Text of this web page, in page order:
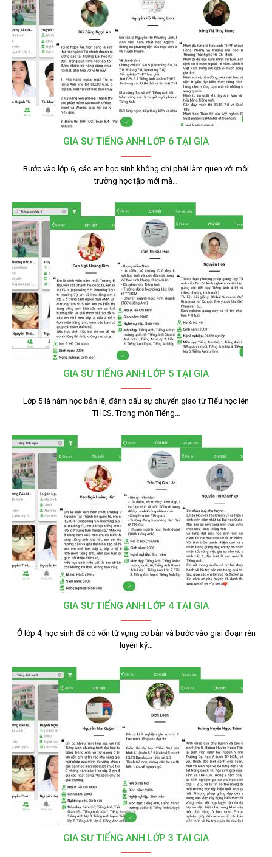
GIA SƯ TIẾNG ANH LỚP 6 TẠI GIA
Bước vào lớp 6, các em học sinh không chỉ phải làm quen với môi
trường học tập mới mà…
GIA SƯ TIẾNG ANH LỚP 5 TẠI GIA
Lớp 5 là năm học bản lề, đánh dấu sự chuyển giao từ Tiểu học lên
THCS. Trong môn Tiếng…
GIA SƯ TIẾNG ANH LỚP 4 TẠI GIA
Ở lớp 4, học sinh đã có vốn từ vựng cơ bản và bước vào giai đoạn rèn
luyện kỹ…
GIA SƯ TIẾNG ANH LỚP 3 TẠI GIA